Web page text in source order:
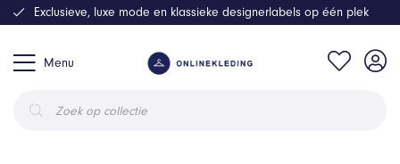
Menu
zoeken
Exclusieve, luxe mode en klassieke designerlabels op één plek